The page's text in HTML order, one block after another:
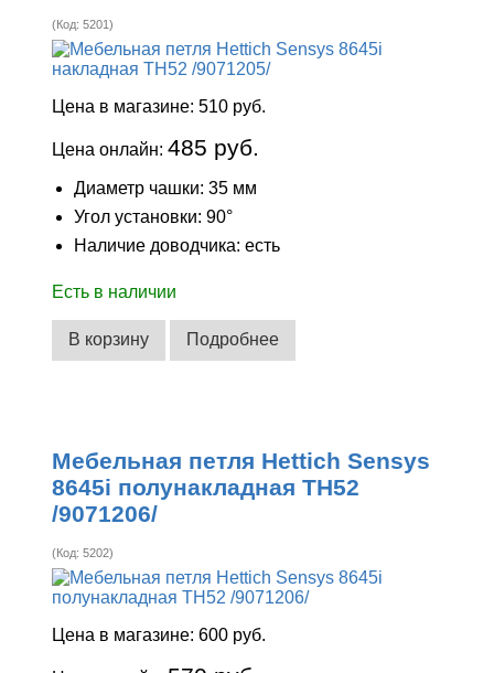
(Код:5201)
Цена в магазине:510 руб.
Цена онлайн:485 руб.
Диаметр чашки: 35 мм
Угол установки: 90°
Наличие доводчика: есть
Есть в наличии
В корзину Подробнее
Мебельная петля Hettich Sensys
8645i полунакладная ТН52
/9071206/
(Код:5202)
Цена в магазине:600 руб.